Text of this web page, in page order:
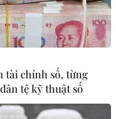
tài chính số, từng
tệ kỹ thuật số